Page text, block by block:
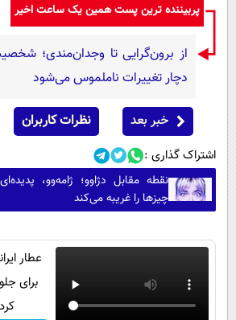
پربیننده ترین پست همین یک ساعت اخیر
از برون‌گرایی تا وجدان‌مندی؛
دچار تغییرات ناملموس می‌شود
خبر بعد نظرات کاربران
اشتراک گذاری :
نقطه مقابل دژاوو؛ ژامه‌وو،
چیزها را غریبه می‌کند
عطار
برای